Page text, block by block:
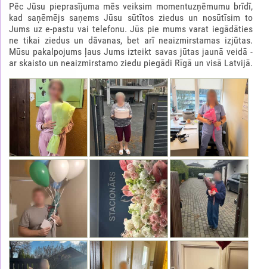
Pēc Jūsu pieprasījuma mēs veiksim momentuzņēmumu brīdī,
kad saņēmējs saņems Jūsu sūtītos ziedus un nosūtīsim to
Jums uz e-pastu vai telefonu. Jūs pie mums varat iegādāties
ne tikai ziedus un dāvanas, bet arī neaizmirstamas izjūtas.
Mūsu pakalpojums ļaus Jums izteikt savas jūtas jaunā veidā -
ar skaisto un neaizmirstamo ziedu piegādi Rīgā un visā Latvijā.